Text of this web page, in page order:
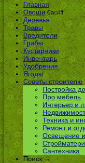
Главная
Овощи 0ac4ff
Деревья
Травы
Вредители
Грибы
Кустарники
Инвентарь
Удобрения
Ягоды
Советы строителю
Постройка
Про мебель
Интерьер и
Техника и
Ремонт и
Освещение и
Сантехника
Поиск →